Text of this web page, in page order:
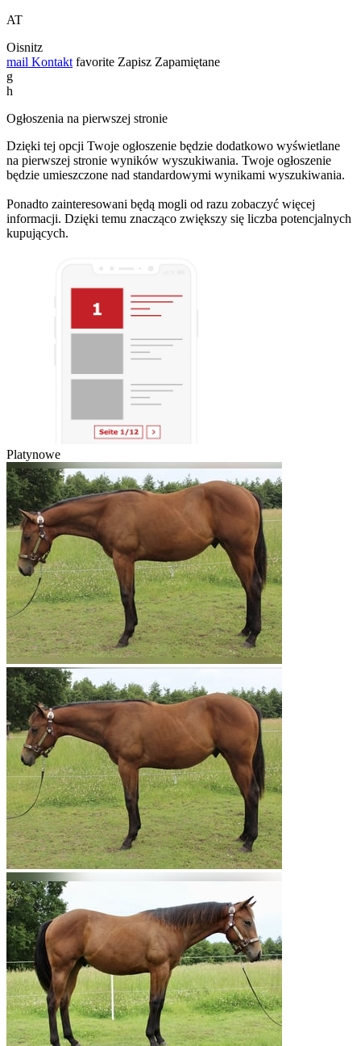
AT
Oisnitz
mail Kontakt favorite Zapisz Zapamiętane
g
h
Ogłoszenia na pierwszej stronie
Dzięki tej opcji Twoje ogłoszenie będzie dodatkowo wyświetlane
na pierwszej stronie wyników wyszukiwania. Twoje ogłoszenie
będzie umieszczone nad standardowymi wynikami wyszukiwania.
Ponadto zainteresowani będą mogli od razu zobaczyć więcej
informacji. Dzięki temu znacząco zwiększy się liczba potencjalnych
kupujących.
Platynowe